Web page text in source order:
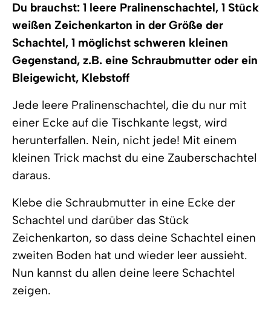
Du brauchst: 1 leere Pralinenschachtel, 1 Stück
weißen Zeichenkarton in der Größe der
Schachtel, 1 möglichst schweren kleinen
Gegenstand, z.B. eine Schraubmutter oder ein
Bleigewicht, Klebstoff
Jede leere Pralinenschachtel, die du nur mit
einer Ecke auf die Tischkante legst, wird
herunterfallen. Nein, nicht jede! Mit einem
kleinen Trick machst du eine Zauberschachtel
daraus.
Klebe die Schraubmutter in eine Ecke der
Schachtel und darüber das Stück
Zeichenkarton, so dass deine Schachtel einen
zweiten Boden hat und wieder leer aussieht.
Nun kannst du allen deine leere Schachtel
zeigen.